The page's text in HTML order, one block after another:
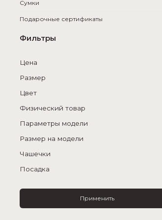
Сумки
Подарочные сертификаты
Фильтры
Цена
Размер
Цвет
Физический товар
Параметры модели
Размер на модели
Чашечки
Посадка
Применить